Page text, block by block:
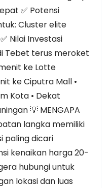
✅ Potensi
Cluster elite
Nilai Investasi
Tebet terus meroket
menit ke Lotte
ke Ciputra Mall •
Kota • Dekat
💡 MENGAPA
langka memiliki
paling dicari
kenaikan harga 20-
hubungi untuk
lokasi dan luas